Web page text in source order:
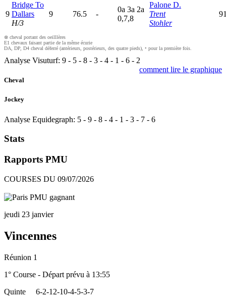
9
Bridge To
Dallars
H/3
9 76.5 -
0a 3a 2a
0,7,8
Palone D.
Trent
Stohler
⊗ cheval portant des oeilllères
E1 chevaux faisant partie de la même écurie
DA, DP, D4 cheval déferré (antérieurs, postérieurs, des quatre pieds), • pour la première fois.
Analyse Visuturf: 9 - 5 - 8 - 3 - 4 - 1 - 6 - 2
comment lire le graphique
Cheval
Jockey
Analyse Equidegraph: 5 - 9 - 8 - 4 - 1 - 3 - 7 - 6
Stats
Rapports PMU
COURSES DU 09/07/2026
jeudi 23 janvier
Vincennes
Réunion 1
1° Course - Départ prévu à 13:55
Quinte
6-2-12-10-4-5-3-7